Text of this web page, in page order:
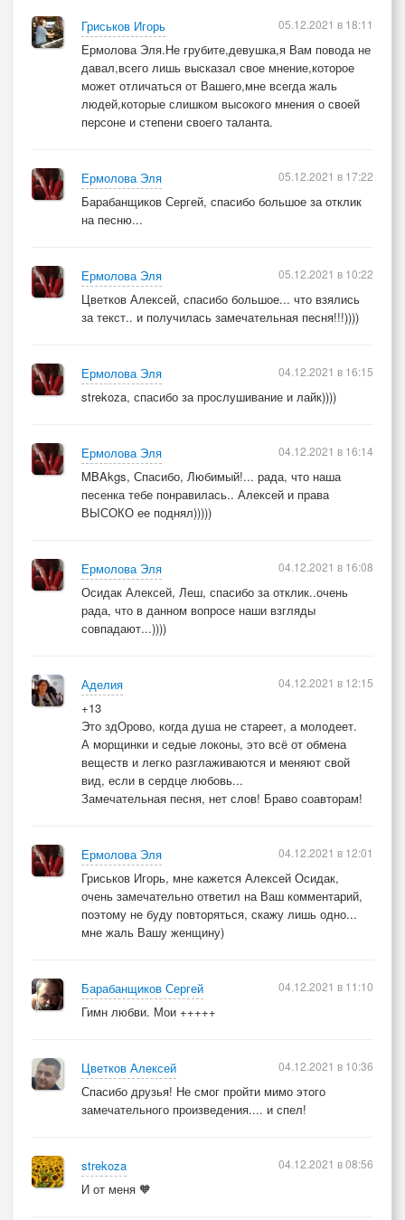
Гриськов Игорь
Ермолова Эля.Не грубите,девушка,я Вам повода не
давал,всего лишь высказал свое мнение,которое
может отличаться от Вашего,мне всегда жаль
людей,которые слишком высокого мнения о своей
персоне и степени своего таланта.
05.12.2021 в 18:11
Ермолова Эля
Барабанщиков Сергей, спасибо большое за отклик
на песню...
05.12.2021 в 17:22
Ермолова Эля
Цветков Алексей, спасибо большое... что взялись
за текст.. и получилась замечательная песня!!!))))
05.12.2021 в 10:22
Ермолова Эля
strekoza, спасибо за прослушивание и лайк))))
04.12.2021 в 16:15
Ермолова Эля
MBAkgs, Спасибо, Любимый!... рада, что наша
песенка тебе понравилась.. Алексей и права
ВЫСОКО ее поднял)))))
04.12.2021 в 16:14
Ермолова Эля
Осидак Алексей, Леш, спасибо за отклик..очень
рада, что в данном вопросе наши взгляды
совпадают...))))
04.12.2021 в 16:08
Аделия
+13
Это здОрово, когда душа не стареет, а молодеет.
А морщинки и седые локоны, это всё от обмена
веществ и легко разглаживаются и меняют свой
вид, если в сердце любовь...
Замечательная песня, нет слов! Браво соавторам!
04.12.2021 в 12:15
Ермолова Эля
Гриськов Игорь, мне кажется Алексей Осидак,
очень замечательно ответил на Ваш комментарий,
поэтому не буду повторяться, скажу лишь одно...
мне жаль Вашу женщину)
04.12.2021 в 12:01
Барабанщиков Сергей
Гимн любви. Мои +++++
04.12.2021 в 11:10
Цветков Алексей
Спасибо друзья! Не смог пройти мимо этого
замечательного произведения.... и спел!
04.12.2021 в 10:36
strekoza
И от меня 🧡
04.12.2021 в 08:56